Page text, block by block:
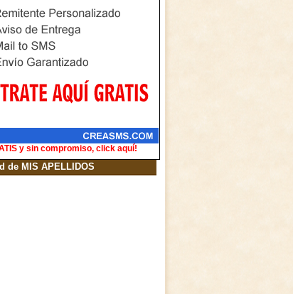
y sin compromiso, click aquí!
de MIS APELLIDOS